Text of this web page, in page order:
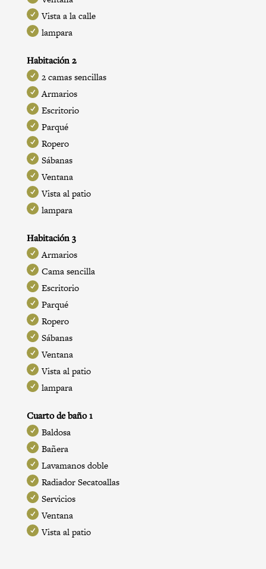
Vista a la calle
lampara
Habitación 2
2 camas sencillas
Armarios
Escritorio
Parqué
Ropero
Sábanas
Ventana
Vista al patio
lampara
Habitación 3
Armarios
Cama sencilla
Escritorio
Parqué
Ropero
Sábanas
Ventana
Vista al patio
lampara
Cuarto de baño 1
Baldosa
Bañera
Lavamanos doble
Radiador Secatoallas
Servicios
Ventana
Vista al patio